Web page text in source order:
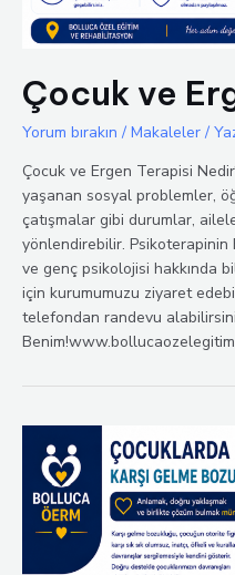
Çocuk ve
Yorum bırakın / Makaleler /
Çocuk ve Ergen Terapisi
yaşanan sosyal problemler,
çatışmalar gibi durumlar,
yönlendirebilir. Psikoterapinin
ve genç psikolojisi hakkında
için kurumumuzu ziyaret
telefondan randevu